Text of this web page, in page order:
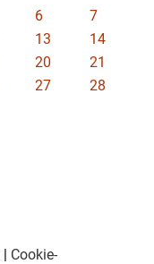
6
7
13
14
20
21
27
28
| Cookie-